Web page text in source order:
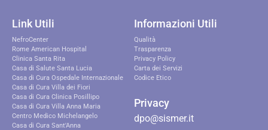
Link Utili
NefroCenter
Rome American Hospital
Clinica Santa Rita
Casa di Salute Santa Lucia
Casa di Cura Ospedale Internazionale
Casa di Cura Villa dei Fiori
Casa di Cura Clinica Posillipo
Casa di Cura Villa Anna Maria
Centro Medico Michelangelo
Casa di Cura Sant'Anna
Informazioni Utili
Qualità
Trasparenza
Privacy Policy
Carta dei Servizi
Codice Etico
Privacy
dpo@sismer.it